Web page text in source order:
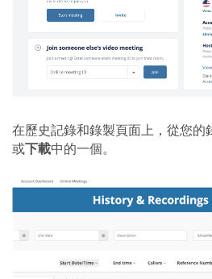
在歷史記錄和錄製頁面上，從您的
或下載中的一個。